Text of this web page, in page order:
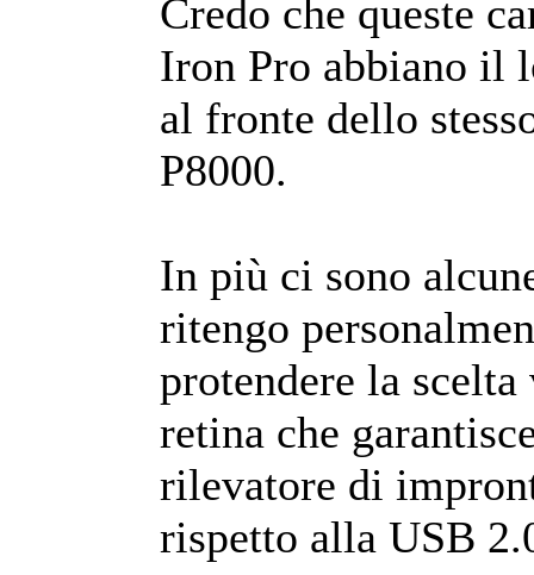
Credo che queste
Iron Pro abbiano il
al fronte dello
P8000.
In più ci sono
ritengo
protendere la
retina che
rilevatore di
rispetto alla USB